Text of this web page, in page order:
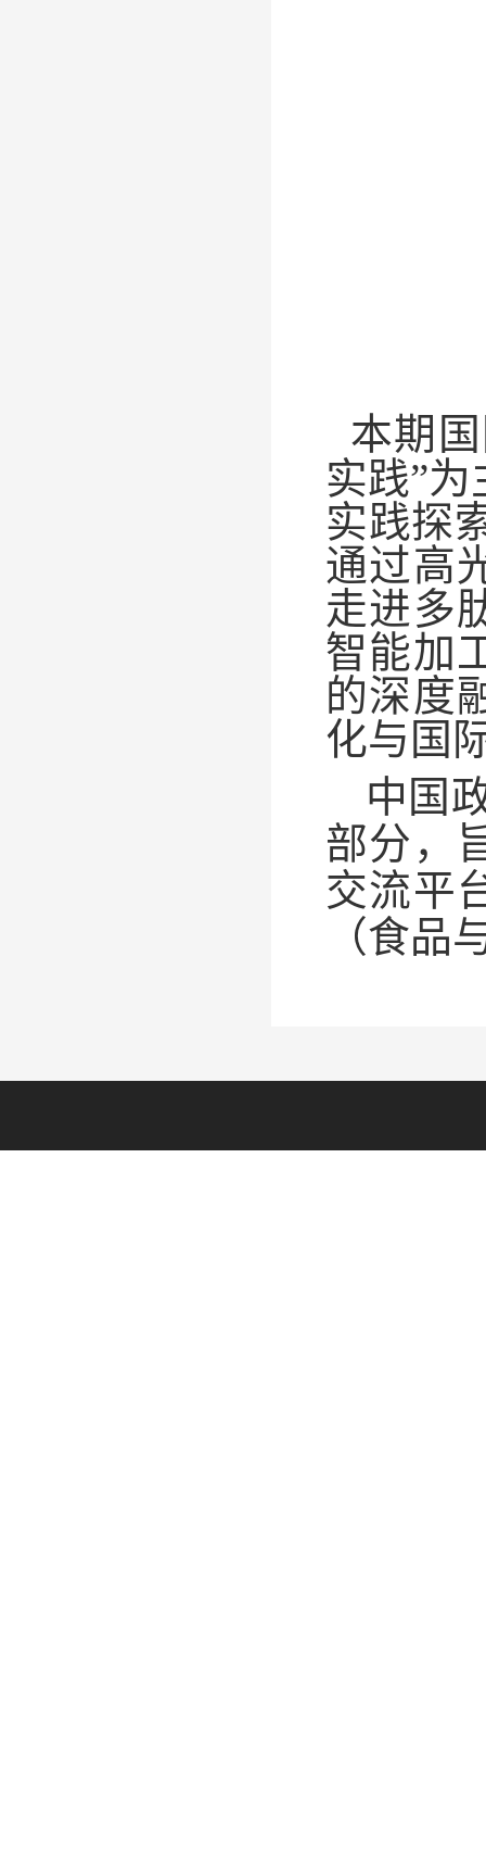
本期
实践”为
实践探
通过高
走进多
智能加
的深度
化与国
中国
部分，
交流平
（食品